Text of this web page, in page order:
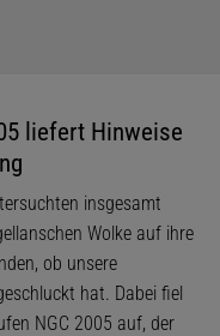
liefert Hinweise
insgesamt
Wolke auf ihre
ob unsere
hat. Dabei fiel
NGC 2005 auf, der